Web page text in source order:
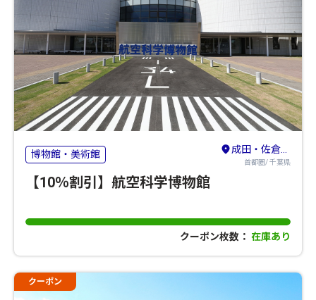
博物館・美術館 成田・佐倉・八街
首都圏/ 千葉県
【10％割引】航空科学博物館
クーポン枚数： 在庫あり
クーポン